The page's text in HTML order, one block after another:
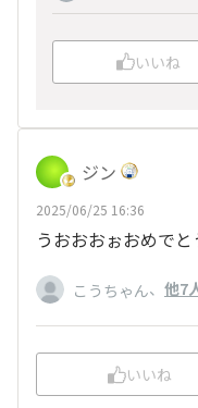
いいね
ジン
2025/06/25 16:36
うおおおぉおめでと
こうちゃん、 他7
いいね